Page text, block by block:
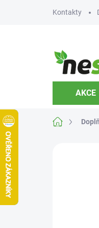
Kontakty
AKCE
Domů